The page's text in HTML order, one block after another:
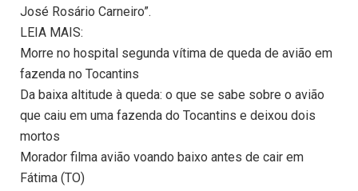
José Rosário Carneiro”.
LEIA MAIS:
Morre no hospital segunda vítima de queda de avião em
fazenda no Tocantins
Da baixa altitude à queda: o que se sabe sobre o avião
que caiu em uma fazenda do Tocantins e deixou dois
mortos
Morador filma avião voando baixo antes de cair em
Fátima (TO)